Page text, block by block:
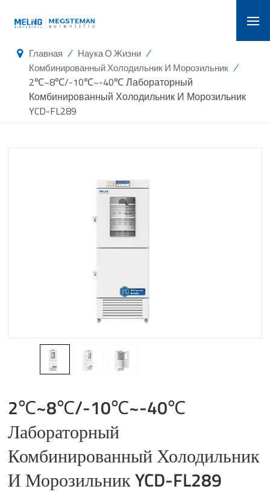
Главная / Наука О Жизни /
Комбинированный Холодильник И Морозильник /
2℃~8℃/-10℃~-40℃ Лабораторный
Комбинированный Холодильник И Морозильник
YCD-FL289
2℃~8℃/-10℃~-40℃
Лабораторный
Комбинированный Холодильник
И Морозильник YCD-FL289